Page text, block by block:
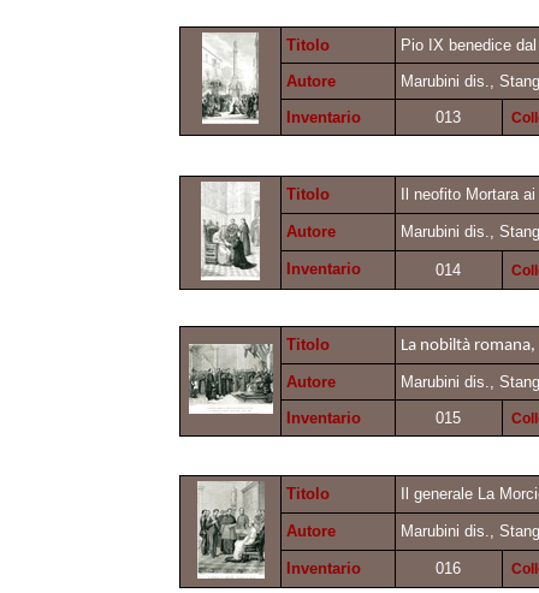
Titolo
Pio IX benedice
Autore
Marubini dis.,
Inventario
013
Titolo Il neofito Mortara
Autore Marubini dis.,
Inventario 014
Titolo
La nobiltà
Autore
Marubini dis.,
Inventario
015
Titolo Il generale La
Autore Marubini dis.,
Inventario 016